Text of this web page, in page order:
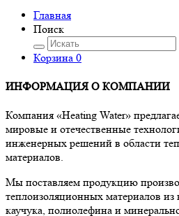
Главная
Поиск
Корзина 0
ИНФОРМАЦИЯ О КОМПАНИИ
Компания «Heating Water»
мировые и отечественные
инженерных решений в области
материалов.
Мы поставляем продукцию
теплоизоляционных материалов из
каучука, полиолефина и